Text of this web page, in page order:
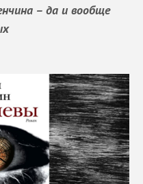
– да и вообще